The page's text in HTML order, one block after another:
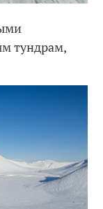
тундрам,